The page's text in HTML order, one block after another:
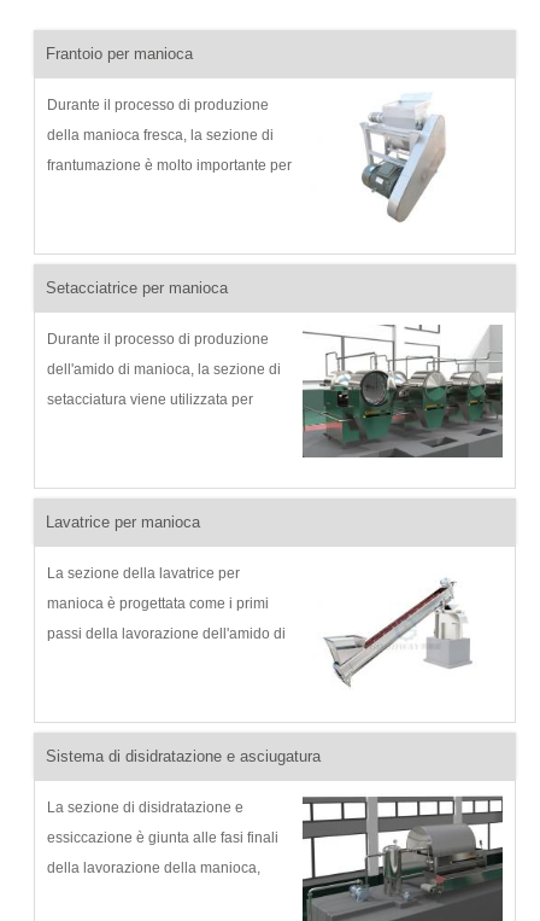
Frantoio per manioca
Durante il processo di produzione
della manioca fresca, la sezione di
frantumazione è molto importante per
per la lavorazione dell'amido può
frantumare la manioca lavata...
Setacciatrice per manioca
Durante il processo di produzione
dell'amido di manioca, la sezione di
setacciatura viene utilizzata per
residui, riservare e convogliare
l'impasto di manioca a...
Lavatrice per manioca
La sezione della lavatrice per
manioca è progettata come i primi
passi della lavorazione dell'amido di
del garri, quindi è molto importante
per il processo della manioca
fresca...
Sistema di disidratazione e asciugatura
La sezione di disidratazione e
essiccazione è giunta alle fasi finali
della lavorazione della manioca,